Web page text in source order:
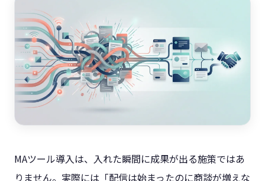
MAツール導入は、入れた瞬間に成果が出る施策ではあ
りません。実際には「配信は始まったのに商談が増えな